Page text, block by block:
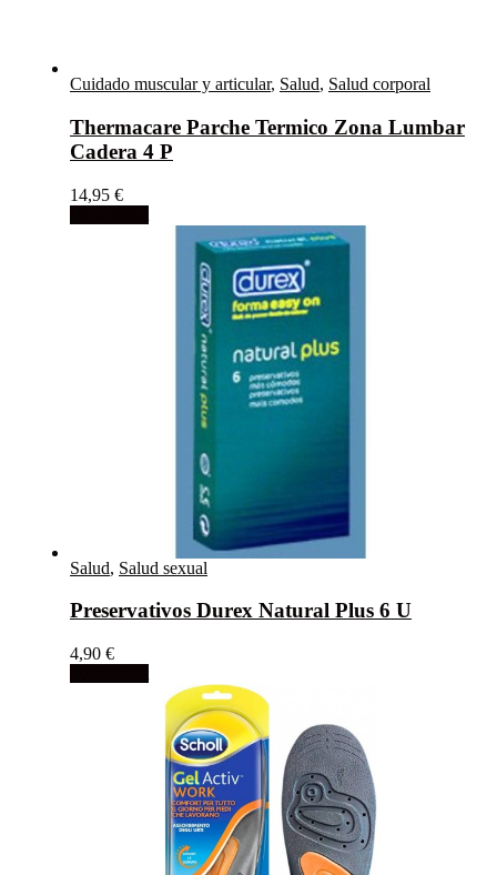
Cuidado muscular y articular, Salud, Salud corporal
Thermacare Parche Termico Zona Lumbar
Cadera 4 P
14,95 €
Salud, Salud sexual
Preservativos Durex Natural Plus 6 U
4,90 €